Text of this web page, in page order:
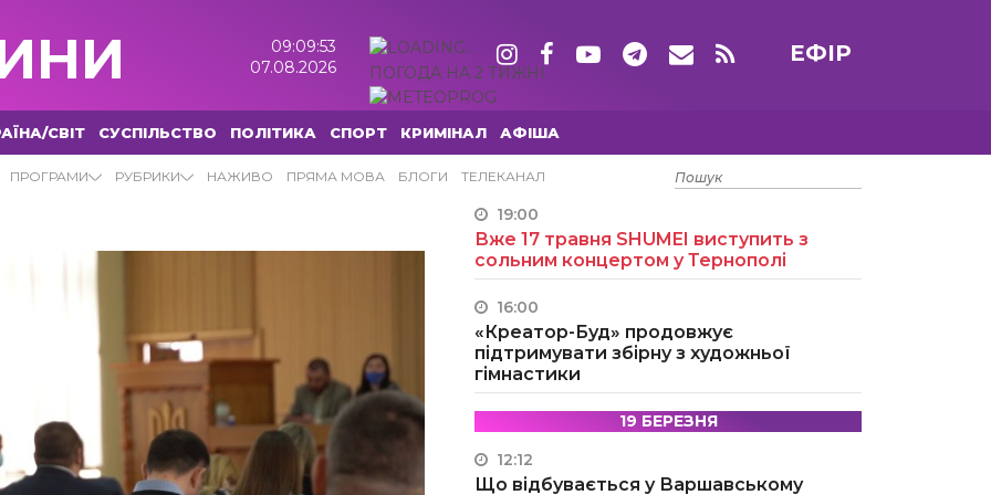
09:09:54
07.08.2026
ПОГОДА НА 2 ТИЖНІ
ЕФІР
СВІТ СУСПІЛЬСТВО ПОЛІТИКА СПОРТ КРИМІНАЛ АФІША
ПРОГРАМИ РУБРИКИ НАЖИВО ПРЯМА МОВА БЛОГИ ТЕЛЕКАНАЛ
15 ТРАВНЯ
19:00
Вже 17 травня SHUMEI виступить з
сольним концертом у Тернополі
16:00
«Креатор-Буд» продовжує
підтримувати збірну з художньої
гімнастики
19 БЕРЕЗНЯ
12:12
Що відбувається у Варшавському